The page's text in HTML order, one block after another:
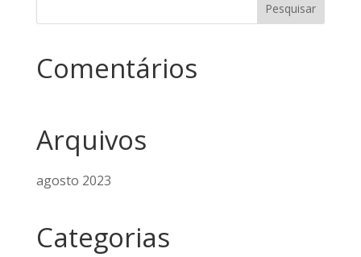
Comentários
Arquivos
agosto 2023
Categorias